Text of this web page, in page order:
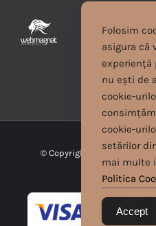
© Copyright
2026 |
Folosim
asigura că
experiență
nu ești de
cookie-
cookie-
setărilor
mai multe
Politica
Accept